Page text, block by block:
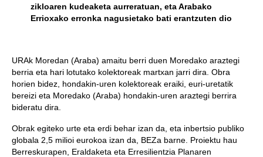
zikloaren kudeaketa aurreratuan, eta Arabako
Errioxako erronka nagusietako bati erantzuten dio
URAk Moredan (Araba) amaitu berri duen Moredako araztegi
berria eta hari lotutako kolektoreak martxan jarri dira. Obra
horien bidez, hondakin-uren kolektoreak eraiki, euri-uretatik
bereizi eta Moredako (Araba) hondakin-uren araztegi berrira
bideratu dira.
Obrak egiteko urte eta erdi behar izan da, eta inbertsio publiko
globala 2,5 milioi eurokoa izan da, BEZa barne. Proiektu hau
Berreskurapen, Eraldaketa eta Erresilientzia Planaren